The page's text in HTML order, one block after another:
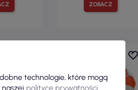
ZOBACZ
technologie, które mogą
naszej polityce prywatności